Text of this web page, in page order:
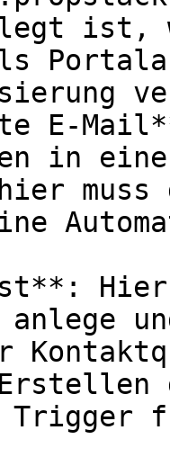
ist,
E-
in
hier
Trigger